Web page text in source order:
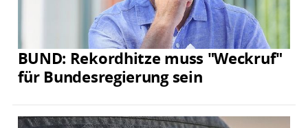
BUND: Rekordhitze muss "Weckruf"
für Bundesregierung sein